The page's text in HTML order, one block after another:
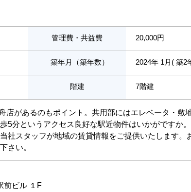
管理費・共益費 20,000円
築年月（築年数） 2024年 1月( 築2
階建 7階建
店があるのもポイント。共用部にはエレベータ・敷
5分というアクセス良好な駅近物件はいかがですか
社スタッフが地域の賃貸情報をご提供いたします。
さい。
前ビル １F